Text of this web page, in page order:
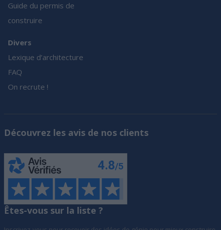
Guide du permis de
construire
Divers
Lexique d’architecture
FAQ
On recrute !
Découvrez les avis de nos clients
Êtes-vous sur la liste ?